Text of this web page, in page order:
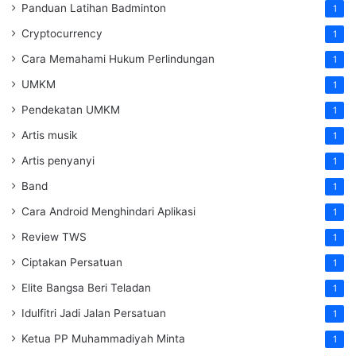
Panduan Latihan Badminton 1
Cryptocurrency 1
Cara Memahami Hukum Perlindungan 1
UMKM 1
Pendekatan UMKM 1
Artis musik 1
Artis penyanyi 1
Band 1
Cara Android Menghindari Aplikasi 1
Review TWS 1
Ciptakan Persatuan 1
Elite Bangsa Beri Teladan 1
Idulfitri Jadi Jalan Persatuan 1
Ketua PP Muhammadiyah Minta 1